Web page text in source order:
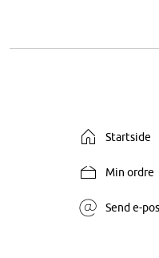
Startside
Min ordre
Send e-